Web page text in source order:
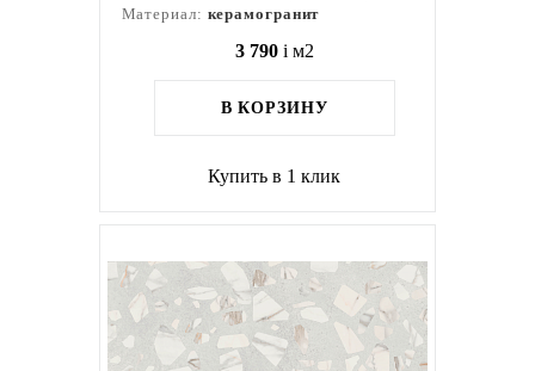
Материал: керамогранит
3 790 i м2
В КОРЗИНУ
Купить в 1 клик